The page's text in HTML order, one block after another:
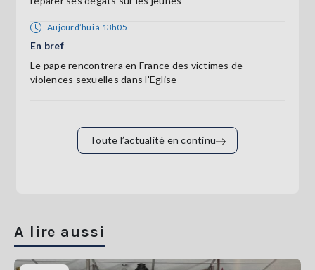
Aujourd’hui à 13h05
En bref
Le pape rencontrera en France des victimes de
violences sexuelles dans l'Eglise
Toute l’actualité en continu
A lire aussi